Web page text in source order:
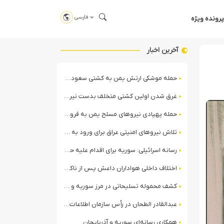
پرونده ویژه فارسی
آخرین اخبار
حمله موشکی ارتش یمن به کشتی سعودی در شمال دریای سرخ
غرق شدن اولین کشتی متخلف بدست نیروی دریایی ارتش یمن
حمله پهپادی نیروهای مسلح یمن به فرودگاه نجران
تلاش نیروهای امنیتی عراق برای ورود به مقر مقاومت در حومه بغداد
رسانه اسرائیلی: سوریه برای اقدام علیه حزب‌الله در لبنان آماده می‌شود!
اختلاف داخلی هواداران داعش پس از ناکامی عملیات انغماسی داعش در رقه
کشف محموله تسلیحاتی در مرز سوریه و عراق توسط نیروهای الجولانی
عبدالقادر الطحان در رأس سازمان اطلاعات سوریه؛ گمانه‌زنی‌ها درباره اختلافات در ساختار امنیتی
همکاری رسانه‌ای سوریه و آذربایجان